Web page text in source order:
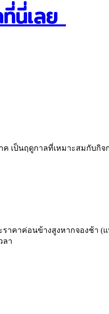
ที่นี่เลย
นฤดูกาลที่เหมาะสมกับกิจก
าค่อนข้างสูงหากจองช้า (แ
ลา